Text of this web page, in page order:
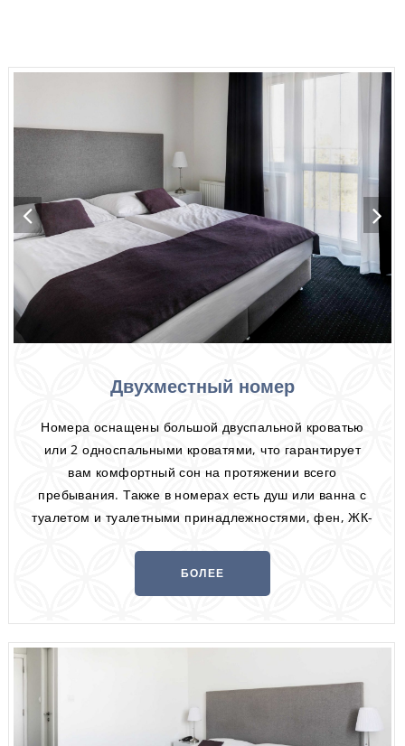
Двухместный номер
Номера оснащены большой двуспальной кроватью
или 2 односпальными кроватями, что гарантирует
вам комфортный сон на протяжении всего
пребывания. Также в номерах есть душ или ванна с
туалетом и туалетными принадлежностями, фен, ЖК-
БОЛЕЕ